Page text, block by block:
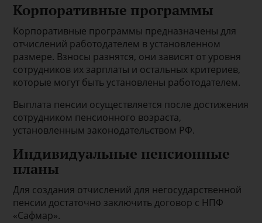
Корпоративные программы
Корпоративные программы предназначены для
отчислений работодателем в установленном
размере. Взносы разнятся, они зависят от уровня
сотрудников их зарплаты и остальных критериев,
которые могут быть установлены работодателем.
Выплата пенсии осуществляется после достижения
сотрудником пенсионного возраста,
установленным законодательством РФ.
Индивидуальные пенсионные
планы
Для создания отчислений для негосударственной
пенсии достаточно заключить договор с НПФ
«Сафмар».